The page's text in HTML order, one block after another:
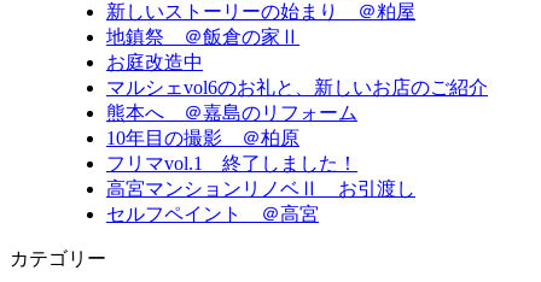
新しいストーリーの始まり ＠粕屋
地鎮祭 ＠飯倉の家Ⅱ
お庭改造中
マルシェvol6のお礼と、新しいお店のご紹介
熊本へ ＠嘉島のリフォーム
10年目の撮影 ＠柏原
フリマvol.1 終了しました！
高宮マンションリノベⅡ お引渡し
セルフペイント ＠高宮
カテゴリー